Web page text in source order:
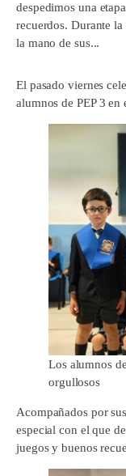
despedimos una
recuerdos. Durante
la mano de sus...
El pasado viernes
alumnos de PEP 3
Los alumnos
orgullosos
Acompañados por
especial con el que
juegos y buenos